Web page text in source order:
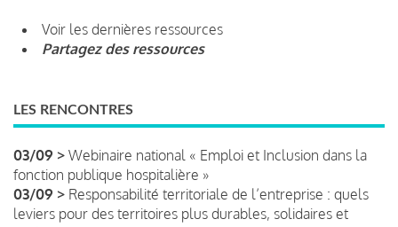
Voir les dernières ressources
Partagez des ressources
LES RENCONTRES
03/09 > Webinaire national « Emploi et Inclusion dans la
fonction publique hospitalière »
03/09 > Responsabilité territoriale de l’entreprise : quels
leviers pour des territoires plus durables, solidaires et